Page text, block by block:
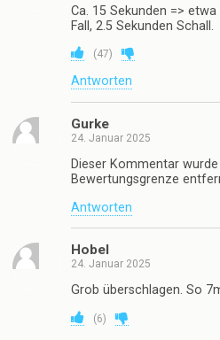
Ca. 15 Sekunden =>
Fall, 2.5 Sekunden Schall.
(47)
Antworten
Gurke
24. Januar 2025
Dieser Kommentar
Bewertungsgrenze
Antworten
Hobel
24. Januar 2025
Grob überschlagen. So
(6)